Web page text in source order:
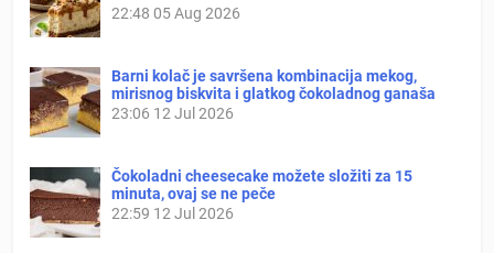
22:48 05 Aug 2026
Barni kolač je savršena kombinacija mekog,
mirisnog biskvita i glatkog čokoladnog ganaša
23:06 12 Jul 2026
Čokoladni cheesecake možete složiti za 15
minuta, ovaj se ne peče
22:59 12 Jul 2026